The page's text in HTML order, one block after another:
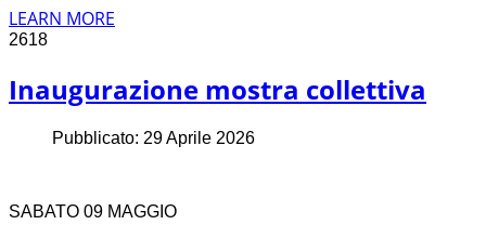
LEARN MORE
2618
Inaugurazione mostra collettiva
Pubblicato: 29 Aprile 2026
SABATO 09 MAGGIO